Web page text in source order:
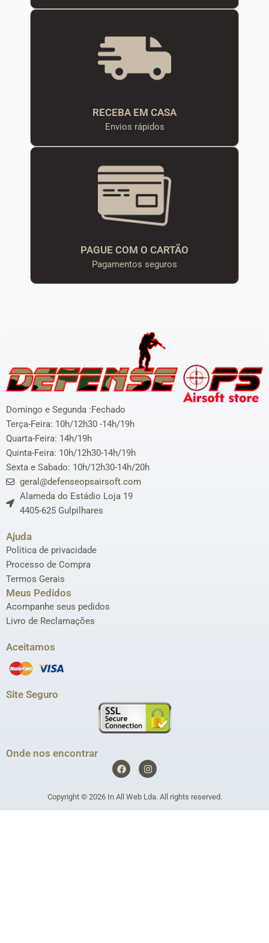
RECEBA EM CASA
Envios rápidos
PAGUE COM O CARTÃO
Pagamentos seguros
Domingo e Segunda :Fechado
Terça-Feira: 10h/12h30 -14h/19h
Quarta-Feira: 14h/19h
Quinta-Feira: 10h/12h30-14h/19h
Sexta e Sabado: 10h/12h30-14h/20h
geral@defenseopsairsoft.com
Alameda do Estádio Loja 19
4405-625 Gulpilhares
Ajuda
Política de privacidade
Processo de Compra
Termos Gerais
Meus Pedidos
Acompanhe seus pedidos
Livro de Reclamações
Aceitamos
Site Seguro
Onde nos encontrar
F
a
c
e
b
o
I
n
s
a
g
Copyright © 2026 In All Web Lda. All rights reserved.